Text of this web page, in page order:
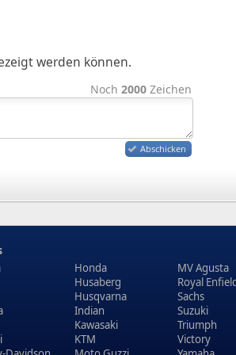
werden können.
Noch 2000 Zeichen
Abschicken
Honda
Husaberg
Husqvarna
Indian
Kawasaki
KTM
MV Agusta
Royal
Sachs
Suzuki
Triumph
Victory